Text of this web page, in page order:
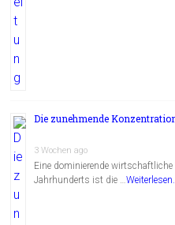
Die zunehmende
3 Wochen ago
Eine dominierende
Jahrhunderts ist die …Weiterlesen...